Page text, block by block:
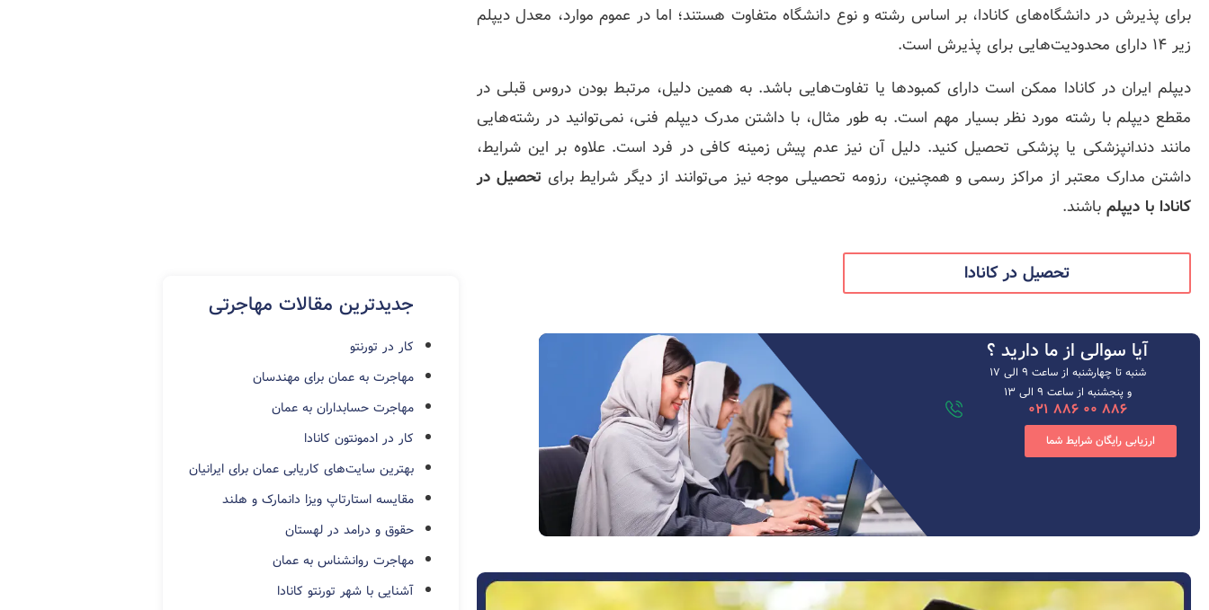
برای پذیرش در دانشگاه‌های کانادا، بر اساس رشته و نوع دانشگاه متفاوت هستند؛ اما در عموم موارد، معدل دیپلم
زیر 14 دارای محدودیت‌هایی برای پذیرش است.
دیپلم ایران در کانادا ممکن است دارای کمبودها یا تفاوت‌هایی باشد. به همین دلیل، مرتبط بودن دروس قبلی در
مقطع دیپلم با رشته مورد نظر بسیار مهم است. به طور مثال، با داشتن مدرک دیپلم فنی، نمی‌توانید در رشته‌هایی
مانند دندانپزشکی یا پزشکی تحصیل کنید. دلیل آن نیز عدم پیش زمینه کافی در فرد است. علاوه بر این شرایط،
داشتن مدارک معتبر از مراکز رسمی و همچنین، رزومه تحصیلی موجه نیز می‌توانند از دیگر شرایط برای تحصیل در
کانادا با دیپلم باشند.
تحصیل در کانادا
آیا سوالی از ما دارید ؟
شنبه تا چهارشنبه از ساعت ۹ الی ۱۷
و پنجشنبه از ساعت 9 الی 13
886 00 886 021
ارزیابی رایگان شرایط شما
جدیدترین مقالات مهاجرتی
کار در تورنتو
مهاجرت به عمان برای مهندسان
مهاجرت حسابداران به عمان
کار در ادمونتون کانادا
بهترین سایت‌های کاریابی عمان برای ایرانیان
مقایسه استارتاپ ویزا دانمارک و هلند
حقوق و درامد در لهستان
مهاجرت روانشناس به عمان
آشنایی با شهر تورنتو کانادا